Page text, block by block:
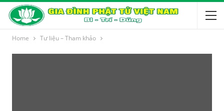
Home Tư liệu – Tham khảo